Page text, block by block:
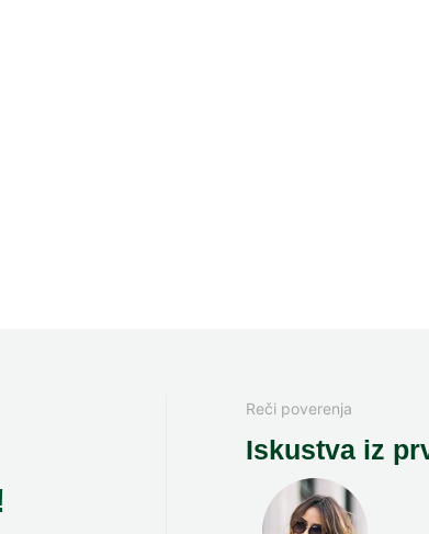
Reči poverenja
Iskustva iz